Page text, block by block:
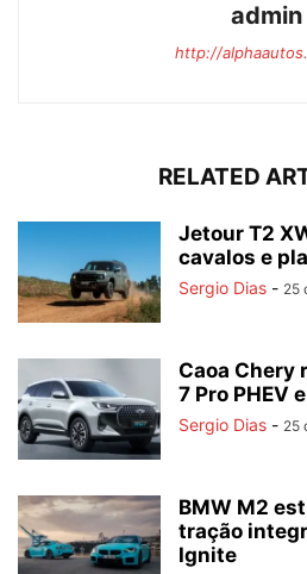
admin
http://
RELATED
Jetour T2
cavalos e
Sergio Dias - 25
Caoa Chery
7 Pro PHEV
Sergio Dias - 25
BMW M2
tração
Ignite